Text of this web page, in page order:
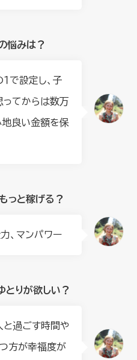
悩みは？
で設定し、子
てからは数万
地良い金額を保
もっと稼げる？
、マンパワー
とりが欲しい？
と過ごす時間や
方が幸福度が